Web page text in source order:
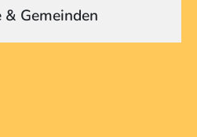
& Gemeinden